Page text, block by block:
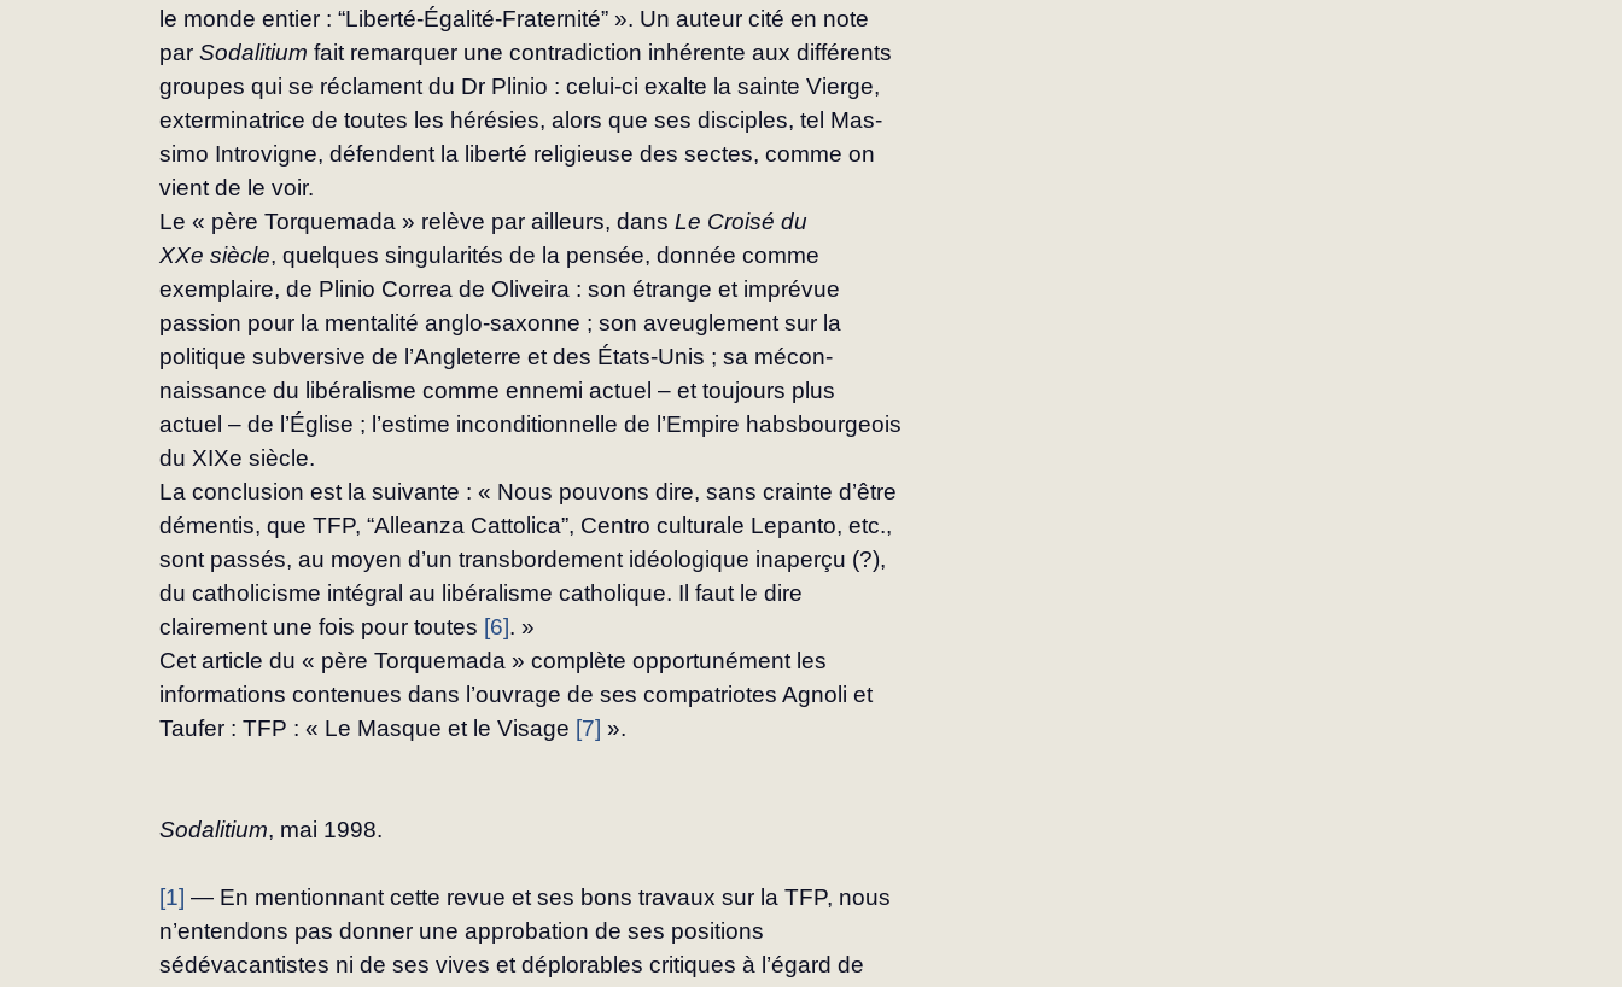
le monde entier : “Liberté-Égalité-Frater­nité” ». Un auteur cité en note
par Sodali­tium fait remarquer une contradiction in­hérente aux différents
groupes qui se ré­clament du Dr Plinio : celui-ci exalte la sainte Vierge,
exterminatrice de toutes les hérésies, alors que ses disciples, tel Mas­
simo Introvigne, défendent la liberté reli­gieuse des sectes, comme on
vient de le voir.
Le « père Torquemada » relève par ailleurs, dans Le Croisé du
XXe siècle, quelques singularités de la pensée, donnée comme
exemplaire, de Plinio Correa de Oliveira : son étrange et imprévue
passion pour la mentalité anglo-saxonne ; son aveuglement sur la
politique subversive de l’Angleterre et des États-Unis ; sa mécon­
naissance du libéralisme comme ennemi actuel – et toujours plus
actuel – de l’Église ; l’estime inconditionnelle de l’Empire habsbourgeois
du XIXe siècle.
La conclusion est la suivante : « Nous pouvons dire, sans crainte d’être
démentis, que TFP, “Alleanza Cattolica”, Centro cul­turale Lepanto, etc.,
sont passés, au moyen d’un transbordement idéologique inaperçu (?),
du catholicisme intégral au libéralisme catholique. Il faut le dire
clairement une fois pour toutes [6]. »
Cet article du « père Torquemada » complète opportunément les
informations contenues dans l’ouvrage de ses compa­triotes Agnoli et
Taufer : TFP : « Le Masque et le Visage [7] ».
Sodalitium, mai 1998.
[1] — En mentionnant cette revue et ses bons travaux sur la TFP, nous
n’entendons pas donner une approbation de ses positions
sédévacantistes ni de ses vives et déplorables critiques à l’égard de